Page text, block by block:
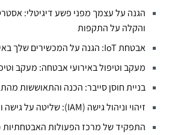
הגנה על עצמך מפני פשע דיגיטלי:
והקלה על התקפות
אבטחת IoT: הגנה על המכשירים שלך באינטרנט הדברים
מעקב וטיפול באירועי אבטחה: מעקב
בניית חוסן סייבר: הכנה והתאוששות
זיהוי וניהול גישה (IAM): שליטה על גישה והרשאות משתמשים